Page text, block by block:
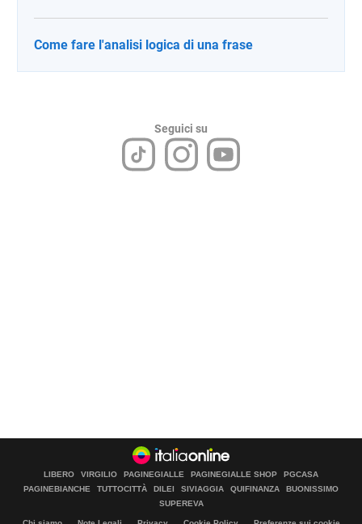
Come fare l'analisi logica di una frase
Seguici su
LIBERO VIRGILIO PAGINEGIALLE PAGINEGIALLE SHOP
PGCASA
PAGINEBIANCHE
TUTTOCITTÀ DILEI SIVIAGGIA QUIFINANZA
BUONISSIMO
SUPEREVA